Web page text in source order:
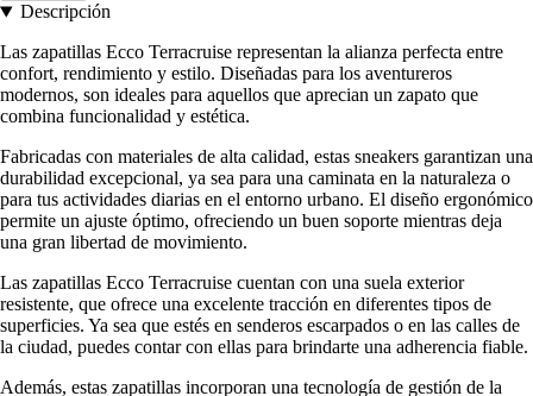
Descripción
Las zapatillas Ecco Terracruise representan la alianza perfecta entre
confort, rendimiento y estilo. Diseñadas para los aventureros
modernos, son ideales para aquellos que aprecian un zapato que
combina funcionalidad y estética.
Fabricadas con materiales de alta calidad, estas sneakers garantizan una
durabilidad excepcional, ya sea para una caminata en la naturaleza o
para tus actividades diarias en el entorno urbano. El diseño ergonómico
permite un ajuste óptimo, ofreciendo un buen soporte mientras deja
una gran libertad de movimiento.
Las zapatillas Ecco Terracruise cuentan con una suela exterior
resistente, que ofrece una excelente tracción en diferentes tipos de
superficies. Ya sea que estés en senderos escarpados o en las calles de
la ciudad, puedes contar con ellas para brindarte una adherencia fiable.
Además, estas zapatillas incorporan una tecnología de gestión de la